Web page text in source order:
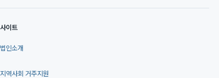
사이트
법인소개
지역사회 거주지원